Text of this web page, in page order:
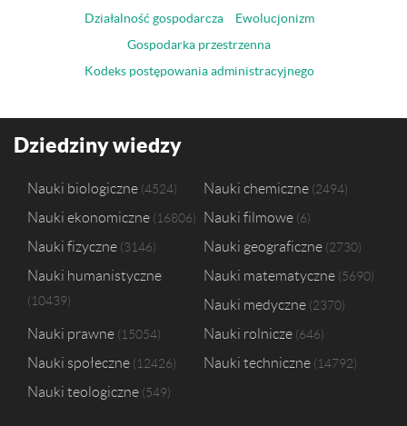
Działalność gospodarcza
Ewolucjonizm
Gospodarka przestrzenna
Kodeks postępowania administracyjnego
Dziedziny wiedzy
Nauki biologiczne 4524 Nauki chemiczne 2494
Nauki ekonomiczne 16806 Nauki filmowe 6
Nauki fizyczne 3146 Nauki geograficzne 2730
Nauki humanistyczne
10439
Nauki matematyczne 5690
Nauki medyczne 2370
Nauki prawne 15054 Nauki rolnicze 646
Nauki społeczne 12426 Nauki techniczne 14792
Nauki teologiczne 549